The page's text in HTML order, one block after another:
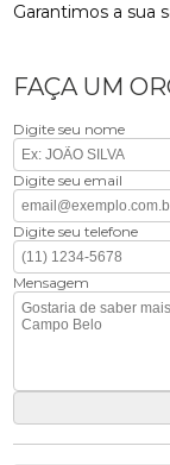
Garantimos a sua
FAÇA UM
Digite seu nome
Digite seu email
Digite seu telefone
Mensagem